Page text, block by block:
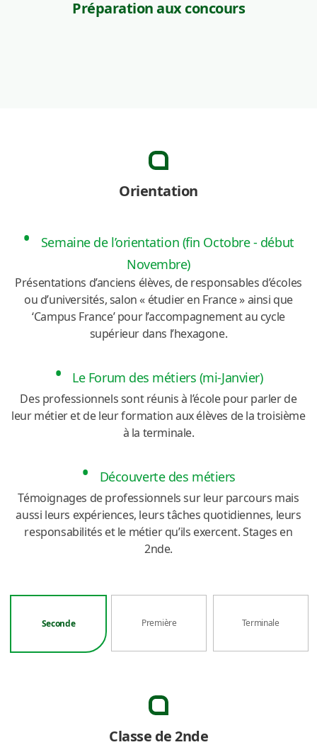
Préparation aux concours
Orientation
Semaine de l’orientation (fin Octobre - début
Novembre)
Présentations d’anciens élèves, de responsables d’écoles
ou d’universités, salon « étudier en France »ainsi que
‘Campus France’ pour l’accompagnement au cycle
supérieur dans l’hexagone.
Le Forum des métiers (mi-Janvier)
Des professionnels sont réunis à l’école pour parler de
leur métier et de leur formation aux élèves de la troisième
à la terminale.
Découverte des métiers
Témoignages de professionnels sur leur parcours mais
aussi leurs expériences, leurs tâches quotidiennes, leurs
responsabilités et le métier qu’ils exercent. Stages en
2nde.
Seconde Première Terminale
Classe de 2nde